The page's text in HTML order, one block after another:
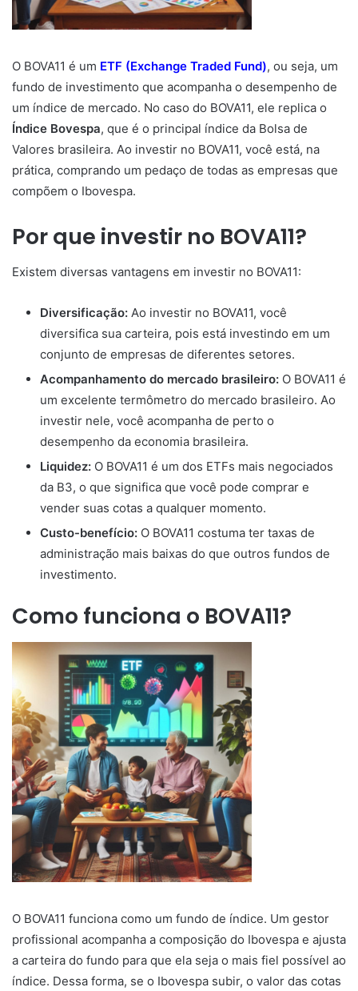
O BOVA11 é um ETF (Exchange Traded Fund), ou seja, um
fundo de investimento que acompanha o desempenho de
um índice de mercado. No caso do BOVA11, ele replica o
Índice Bovespa, que é o principal índice da Bolsa de
Valores brasileira. Ao investir no BOVA11, você está, na
prática, comprando um pedaço de todas as empresas que
compõem o Ibovespa.
Por que investir no BOVA11?
Existem diversas vantagens em investir no BOVA11:
Diversificação: Ao investir no BOVA11, você
diversifica sua carteira, pois está investindo em um
conjunto de empresas de diferentes setores.
Acompanhamento do mercado brasileiro: O BOVA11 é
um excelente termômetro do mercado brasileiro. Ao
investir nele, você acompanha de perto o
desempenho da economia brasileira.
Liquidez: O BOVA11 é um dos ETFs mais negociados
da B3, o que significa que você pode comprar e
vender suas cotas a qualquer momento.
Custo-benefício: O BOVA11 costuma ter taxas de
administração mais baixas do que outros fundos de
investimento.
Como funciona o BOVA11?
O BOVA11 funciona como um fundo de índice. Um gestor
profissional acompanha a composição do Ibovespa e ajusta
a carteira do fundo para que ela seja o mais fiel possível ao
índice. Dessa forma, se o Ibovespa subir, o valor das cotas